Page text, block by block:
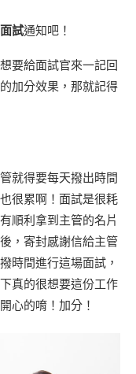
面試通知吧！
要給面試官來一記回
加分效果，那就記得
就得要每天撥出時間
很累啊！面試是很耗
順利拿到主管的名片
，寄封感謝信給主管
時間進行這場面試，
真的很想要這份工作
心的唷！加分！